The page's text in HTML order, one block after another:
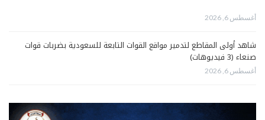
أغسطس 6, 2026
شاهد أولى المقاطع لتدمير مواقع القوات التابعة للسعودية بضربات قوات
صنعاء (3 فيديوهات)
أغسطس 6, 2026